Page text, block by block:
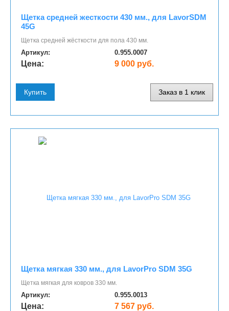
Щетка средней жесткости 430 мм., для LavorSDM
45G
Щетка средней жёсткости для пола 430 мм.
Артикул: 0.955.0007
Цена: 9 000 руб.
Купить Заказ в 1 клик
Щетка мягкая 330 мм., для LavorPro SDM 35G
Щетка мягкая для ковров 330 мм.
Артикул: 0.955.0013
Цена: 7 567 руб.